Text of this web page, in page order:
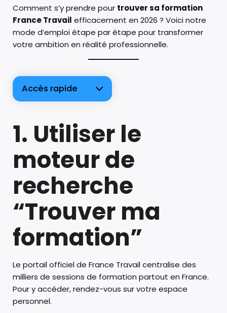
Comment s’y prendre pour trouver sa formation
France Travail efficacement en 2026 ? Voici notre
mode d’emploi étape par étape pour transformer
votre ambition en réalité professionnelle.
Accès rapide
1. Utiliser le
moteur de
recherche
“Trouver ma
formation”
Le portail officiel de France Travail centralise des
milliers de sessions de formation partout en France.
Pour y accéder, rendez-vous sur votre espace
personnel.